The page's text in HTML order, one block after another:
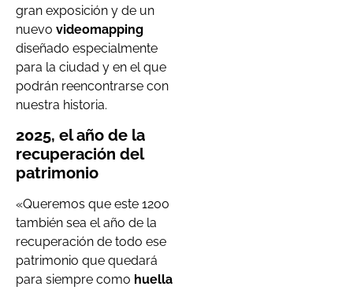
gran exposición y de un
nuevo videomapping
diseñado especialmente
para la ciudad y en el que
podrán reencontrarse con
nuestra historia.
2025, el año de la
recuperación del
patrimonio
«Queremos que este 1200
también sea el año de la
recuperación de todo ese
patrimonio que quedará
para siempre como huella